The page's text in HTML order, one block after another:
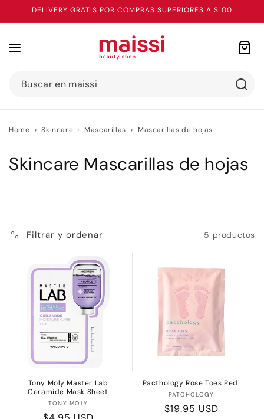
directamente
al contenido
DELIVERY GRATIS POR COMPRAS SUPERIORES A $100
Buscar en maissi
Carrito
Home › Skincare › Mascarillas › Mascarillas de hojas
C
e
c
:
Skincare Mascarillas de hojas
Filtrar y ordenar 5 productos
Tony Moly Master Lab
Ceramide Mask Sheet
Proveedor:
TONY MOLY
Pacthology Rose Toes Pedi
Proveedor:
PATCHOLOGY
Precio
$19.95 USD